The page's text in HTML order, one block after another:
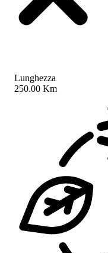
Lunghezza
250.00 Km